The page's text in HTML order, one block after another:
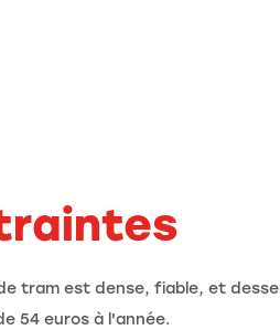
tram est dense, fiable, et
54 euros à l'année.